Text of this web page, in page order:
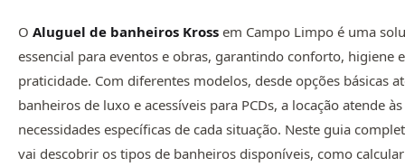
O Aluguel de banheiros Kross em Campo Limpo é uma
essencial para eventos e obras, garantindo conforto, higiene e
praticidade. Com diferentes modelos, desde opções básicas
banheiros de luxo e acessíveis para PCDs, a locação atende às
necessidades específicas de cada situação. Neste guia
vai descobrir os tipos de banheiros disponíveis, como